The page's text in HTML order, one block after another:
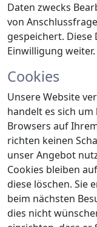
Daten zwecks
von
gespeichert.
Einwilligung weiter.
Cookies
Unsere Website
handelt es sich
Browsers auf
richten keinen
unser Angebot
Cookies bleiben
diese löschen. Sie
beim nächsten
dies nicht